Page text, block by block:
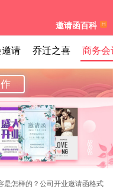
邀请函百科
请 乔迁之喜 商务会
是怎样的？公司开业邀请函格式